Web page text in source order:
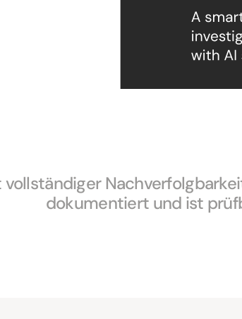
dokumentiert und ist